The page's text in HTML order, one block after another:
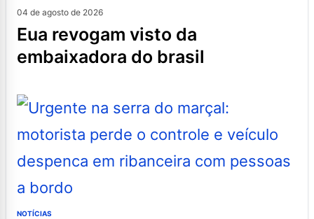
04 de agosto de 2026
eua revogam visto da
embaixadora do brasil
NOTÍCIAS